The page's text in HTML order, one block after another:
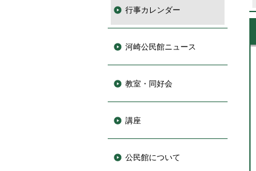
行事カレンダー
河崎公民館ニュース
教室・同好会
講座
公民館について